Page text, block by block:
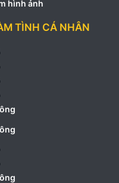
hình ảnh
TÌNH CÁ NHÂN